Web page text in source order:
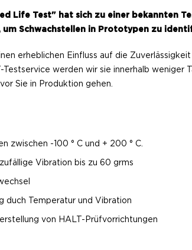
Life Test" hat sich zu einer bekannten
Schwachstellen in Prototypen zu
erheblichen Einfluss auf die
Testservice werden wir sie innerhalb weniger
Sie in Produktion gehen.
zwischen -100 ° C und + 200 ° C.
Vibration bis zu 60 grms
duch Temperatur und Vibration
von HALT-Prüfvorrichtungen